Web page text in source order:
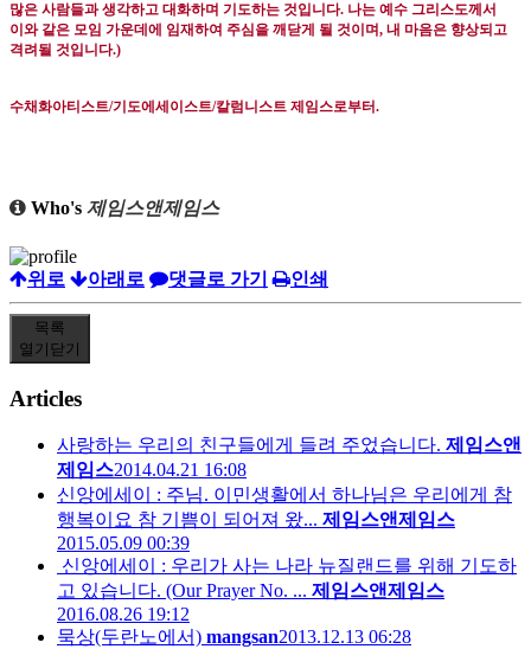
많은 사람들과 생각하고 대화하며 기도하는 것입니다. 나는 예수 그리스도께서
이와 같은 모임 가운데에 임재하여 주심을 깨닫게 될 것이며, 내 마음은 향상되고
격려될 것입니다.)
수채화아티스트/기도에세이스트/칼럼니스트 제임스로부터.
Who's 제임스앤제임스
위로 아래로 댓글로 가기 인쇄
목록
열기 닫기
Articles
사랑하는 우리의 친구들에게 들려 주었습니다. 제임스앤
제임스2014.04.21 16:08
신앙에세이 : 주님. 이민생활에서 하나님은 우리에게 참
행복이요 참 기쁨이 되어져 왔... 제임스앤제임스
2015.05.09 00:39
신앙에세이 : 우리가 사는 나라 뉴질랜드를 위해 기도하
고 있습니다. (Our Prayer No. ... 제임스앤제임스
2016.08.26 19:12
묵상(두란노에서) mangsan2013.12.13 06:28